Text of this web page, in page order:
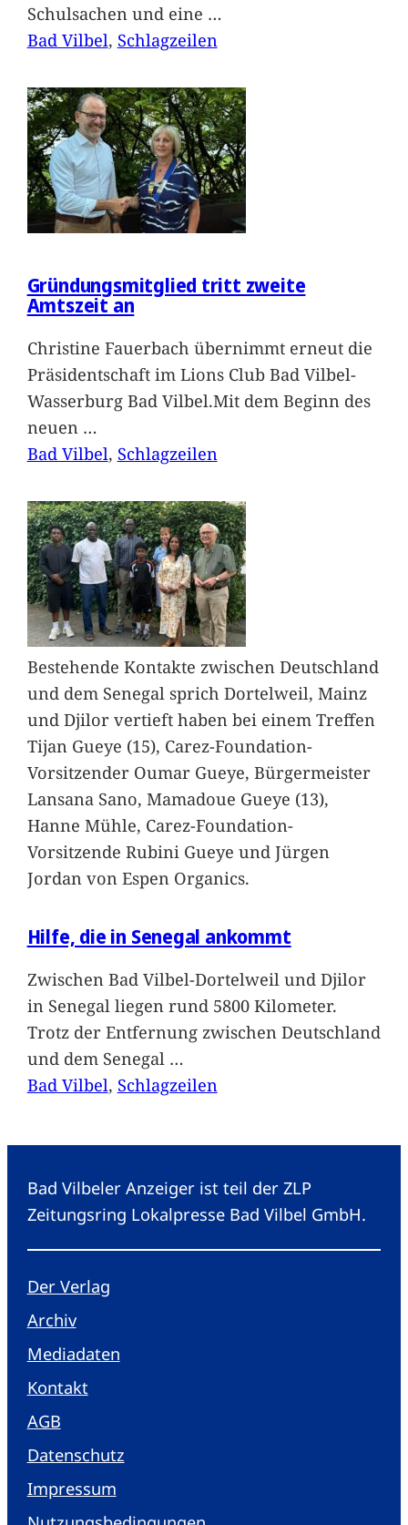
Schulsachen und eine …
Bad Vilbel, Schlagzeilen
Gründungsmitglied tritt zweite
Amtszeit an
Christine Fauerbach übernimmt erneut die
Präsidentschaft im Lions Club Bad Vilbel-
Wasserburg Bad Vilbel.Mit dem Beginn des
neuen …
Bad Vilbel, Schlagzeilen
Bestehende Kontakte zwischen Deutschland
und dem Senegal sprich Dortelweil, Mainz
und Djilor vertieft haben bei einem Treffen
Tijan Gueye (15), Carez-Foundation-
Vorsitzender Oumar Gueye, Bürgermeister
Lansana Sano, Mamadoue Gueye (13),
Hanne Mühle, Carez-Foundation-
Vorsitzende Rubini Gueye und Jürgen
Jordan von Espen Organics.
Hilfe, die in Senegal ankommt
Zwischen Bad Vilbel-Dortelweil und Djilor
in Senegal liegen rund 5800 Kilometer.
Trotz der Entfernung zwischen Deutschland
und dem Senegal …
Bad Vilbel, Schlagzeilen
Bad Vilbeler Anzeiger ist teil der ZLP
Zeitungsring Lokalpresse Bad Vilbel GmbH.
Der Verlag
Archiv
Mediadaten
Kontakt
AGB
Datenschutz
Impressum